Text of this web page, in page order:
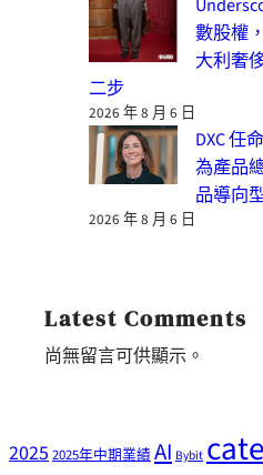
數股權
大利奢
二步
2026 年 8 月 6 日
DXC 任
為產品
品導向
2026 年 8 月 6 日
Latest Comments
尚無留言可供顯示。
20252025年中期業績AI Bybit